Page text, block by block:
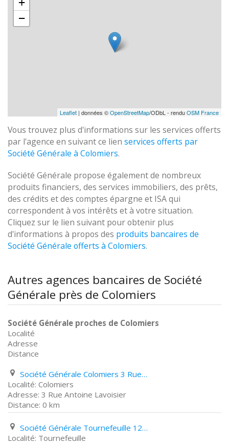
−
Leaflet | données ©OpenStreetMap/ODbL - renduOSM France
Vous trouvez plus d'informations sur les services offerts
par l'agence en suivant ce lien services offerts par
Société Générale à Colomiers.
Société Générale propose également de nombreux
produits financiers, des services immobiliers, des prêts,
des crédits et des comptes épargne et ISA qui
correspondent à vos intérêts et à votre situation.
Cliquez sur le lien suivant pour obtenir plus
d'informations à propos des produits bancaires de
Société Générale offerts à Colomiers.
Autres agences bancaires de Société
Générale près de Colomiers
Société Générale proches de Colomiers
Localité
Adresse
Distance
Société Générale Colomiers 3 Rue Antoine Lavoisier
Colomiers
3 Rue Antoine Lavoisier
0 km
Société Générale Tournefeuille 129 Rue Gaston Doumergue
Tournefeuille